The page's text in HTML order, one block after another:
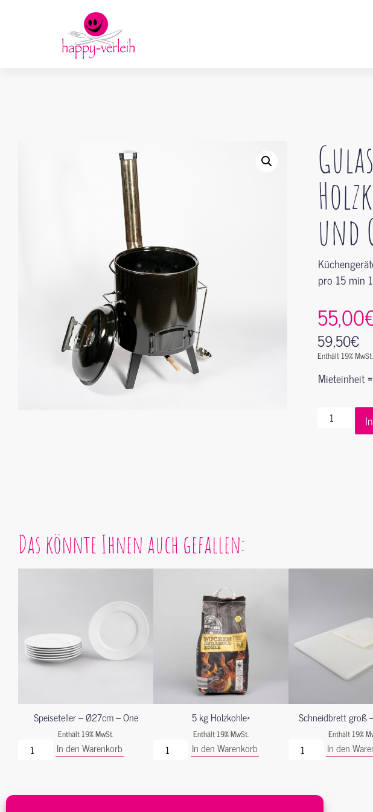
und
pro 15 min
59,50€
Enthält 19% MwSt.
Mieteinheit
Das könnte Ihnen auch gefallen:
Speiseteller – Ø27cm – One
Enthält 19% MwSt.
In den Warenkorb
5 kg Holzkohle*
Enthält 19% MwSt.
In den Warenkorb
Schneidbrett groß
Enthält 19%
In den